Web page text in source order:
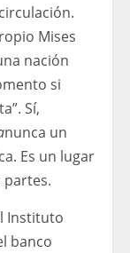
Mises
nación
si
Sí,
nunca un
Es un lugar
partes.
Instituto
banco